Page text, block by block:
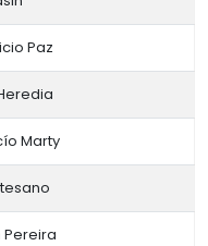
Paz
Marty
Pereira